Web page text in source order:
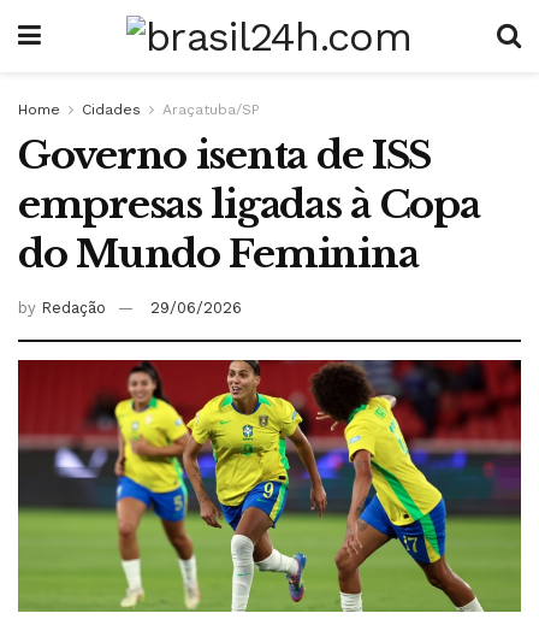
Home Cidades Araçatuba/SP
Governo isenta de ISS
empresas ligadas à Copa
do Mundo Feminina
by Redação 29/06/2026